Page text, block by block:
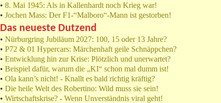
• 8. Mai 1945: Als in Kallenhardt noch Krieg war!
• Jochen Mass: Der F1-“Malboro“-Mann ist gestorben!
Das neueste Dutzend
• Nürburgring Jubiläum 2027: 100, 15 oder 13 Jahre?
• P72 & 01 Hypercars: Märchenhaft geile Schnäppchen?
• Entwicklung hin zur Krise: Plötzlich und unerwartet?
• Beispiel dafür, warum die „KI“ schon mal dumm ist!
• Ola kann’s nicht! - Knallt es bald richtig kräftig?
• Die heile Welt des Robertino: Wild muss sie sein!
• Wirtschaftskrise? - Wenn Unverständnis viral geht!